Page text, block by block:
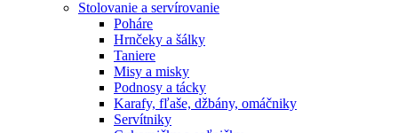
Stolovanie a servírovanie
Poháre
Hrnčeky a šálky
Taniere
Misy a misky
Podnosy a tácky
Karafy, fľaše, džbány, omáčniky
Servítniky